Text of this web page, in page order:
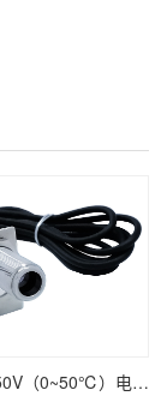
广州华洪IS-50V（0~50℃）电压输出精准型固定安装非接触式在线式工业红外测温仪